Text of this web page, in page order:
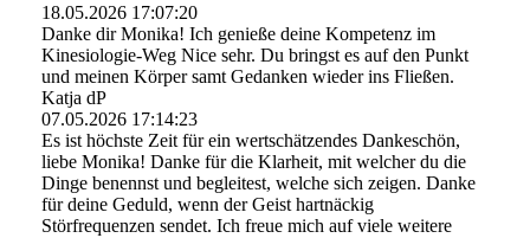
18.05.2026 17:07:20
Danke dir Monika! Ich genieße deine Kompetenz im
Kinesiologie-Weg Nice sehr. Du bringst es auf den Punkt
und meinen Körper samt Gedanken wieder ins Fließen.
Katja dP
07.05.2026 17:14:23
Es ist höchste Zeit für ein wertschätzendes Dankeschön,
liebe Monika! Danke für die Klarheit, mit welcher du die
Dinge benennst und begleitest, welche sich zeigen. Danke
für deine Geduld, wenn der Geist hartnäckig
Störfrequenzen sendet. Ich freue mich auf viele weitere